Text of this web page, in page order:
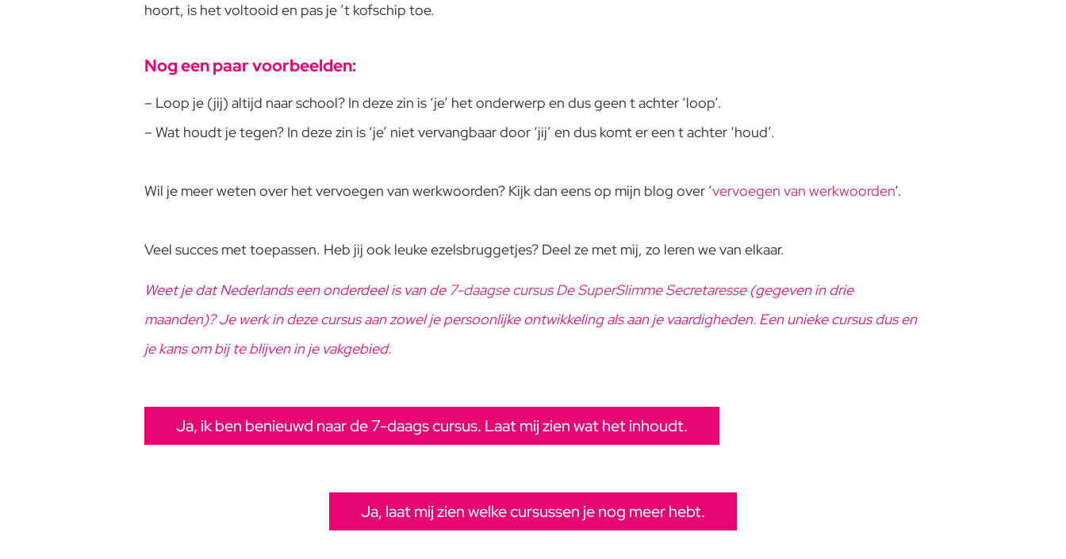
hoort, is het voltooid en pas je ’t kofschip toe.
Nog een paar voorbeelden:
– Loop je (jij) altijd naar school? In deze zin is ‘je’ het onderwerp en dus geen t achter ‘loop’.
– Wat houdt je tegen? In deze zin is ‘je’ niet vervangbaar door ‘jij’ en dus komt er een t achter ‘houd’.
Wil je meer weten over het vervoegen van werkwoorden? Kijk dan eens op mijn blog over ‘vervoegen van werkwoorden‘.
Veel succes met toepassen. Heb jij ook leuke ezelsbruggetjes? Deel ze met mij, zo leren we van elkaar.
Weet je dat Nederlands een onderdeel is van de 7-daagse cursus De SuperSlimme Secretaresse(gegeven in drie
maanden)? Je werk in deze cursus aan zowel je persoonlijke ontwikkeling als aan je vaardigheden. Een unieke cursus dus en
je kans om bij te blijven in je vakgebied.
Ja, ik ben benieuwd naar de 7-daags cursus. Laat mij zien wat het inhoudt.
Ja, laat mij zien welke cursussen je nog meer hebt.